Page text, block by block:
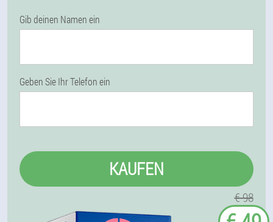
Gib deinen Namen ein
Geben Sie Ihr Telefon ein
KAUFEN
€ 98